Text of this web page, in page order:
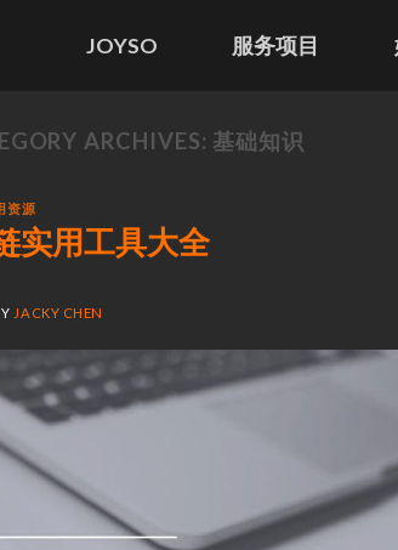
JOYSO 服务项目
ARCHIVES: 基础知识
资源
实用工具大全
JACKY CHEN